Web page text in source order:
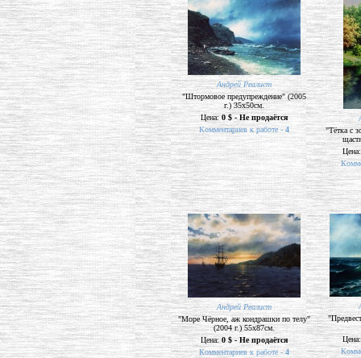
Андрей Реалист
"Штормовое предупреждение" (2005
г.) 35х50см.
Цена: 0 $ - Не продаётся
Комментариев к работе - 4
"Тётка с
Андрей Реалист
"Море Чёрное, аж кондрашки по телу"
(2004 г.) 55х87см.
Цена:0 $ - Не продаётся
Комментариев к работе - 4